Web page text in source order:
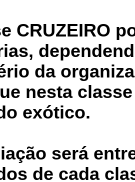
CRUZEIRO
da
nesta
exótico.
será
de cada